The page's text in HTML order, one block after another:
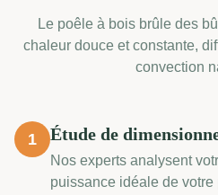
Le poêle à bois brûle des
chaleur douce et constante,
convection
1 Étude de
Nos experts analysent
puissance idéale de